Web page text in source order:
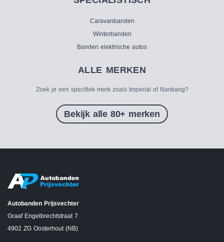
Caravanbanden
Winterbanden
Banden elektrische autos
ALLE MERKEN
Zoek je een specifiek merk zoals Imperial of Nankang?
Bekijk alle 80+ merken
Autobanden Prijsvechter
Graaf Engelbrechtstraat 7
4902 ZG Oosterhout (NB)